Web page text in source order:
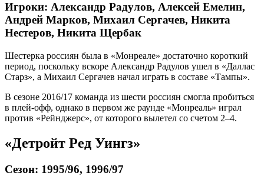
Игроки: Александр Радулов, Алексей Емелин,
Андрей Марков, Михаил Сергачев, Никита
Нестеров, Никита Щербак
Шестерка россиян была в «Монреале» достаточно короткий
период, поскольку вскоре Александр Радулов ушел в «Даллас
Старз», а Михаил Сергачев начал играть в составе «Тампы».
В сезоне 2016/17 команда из шести россиян смогла пробиться
в плей-офф, однако в первом же раунде «Монреаль» играл
против «Рейнджерс», от которого вылетел со счетом 2–4.
«Детройт Ред Уингз»
Сезон: 1995/96, 1996/97